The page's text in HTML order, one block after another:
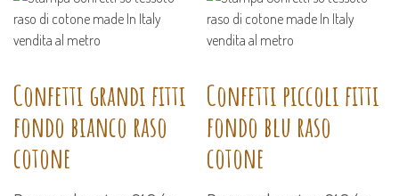
Confetti grandi fitti
fondo bianco raso
cotone
Confetti piccoli fitti
fondo blu raso
cotone